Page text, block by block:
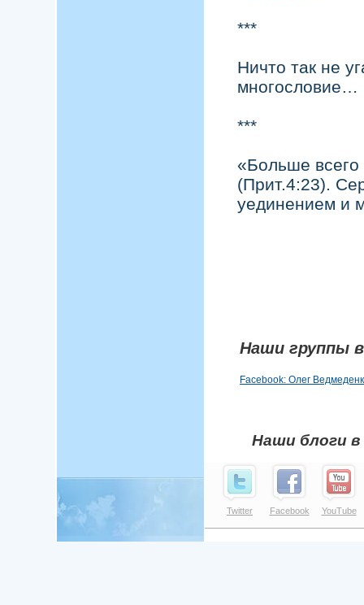
***
Ничто так не
многословие…
***
«Больше
(Прит.4:23).
уединением и
Наши группы
Facebook: Олег
Наши блоги в
Twitter Facebook YouTube